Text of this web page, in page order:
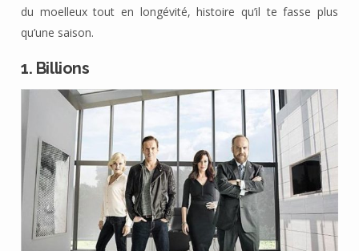
du moelleux tout en longévité, histoire qu’il te fasse plus
qu’une saison.
1. Billions